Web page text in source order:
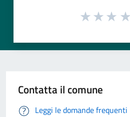
Contatta il comune
Leggi le domande frequenti